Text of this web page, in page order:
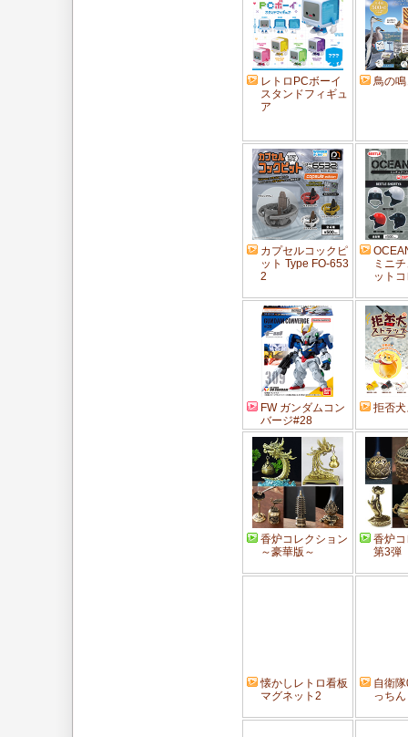
レトロPCボーイ
スタンドフィギュ
ア
鳥の
カプセルコックピ
ット Type FO-653
2
ミニ
ット
FW ガンダムコン
バージ#28
拒否
香炉コレクション
～豪華版～
香炉
第3弾
懐かしレトロ看板
マグネット2
自衛
っち